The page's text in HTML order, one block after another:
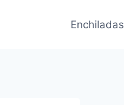
Enchiladas